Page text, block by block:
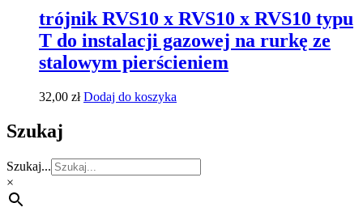
trójnik RVS10 x RVS10 x RVS10 typu
T do instalacji gazowej na rurkę ze
stalowym pierścieniem
32,00 zł Dodaj do koszyka
Szukaj
Szukaj...
×